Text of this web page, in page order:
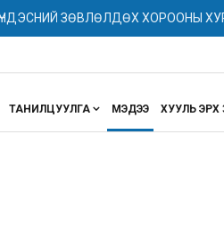
ЗӨВЛӨЛДӨХ ХОРООНЫ
ТАНИЛЦУУЛГА МЭДЭЭ ХУУЛЬ ЭРХ